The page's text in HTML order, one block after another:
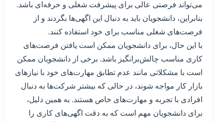
می‌تواند فرصتی عالی برای پیشرفت شغلی و حرفه‌ای باشد.
بنابراین، دانشجویان باید به دنبال این اگهی‌ها بگردند و از
فرصت‌های شغلی مناسب برای خود استفاده کنند.
با این حال، برای دانشجویان ممکن است یافتن فرصت‌های
کاری مناسب چالش‌برانگیز باشد. برخی از دانشجویان ممکن
است با مشکلاتی مانند عدم تطابق مهارت‌های خود با نیازهای
بازار کار مواجه شوند، در حالی که بیشتر شرکت‌ها به دنبال
افرادی با تجربه و مهارت‌های خاص هستند. به همین دلیل،
برای دانشجویان مهم است که به دقت اگهی‌های کاری را